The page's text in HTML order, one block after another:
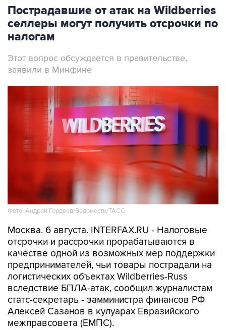
Пострадавшие от атак на Wildberries
селлеры могут получить отсрочки по
налогам
Этот вопрос обсуждается в правительстве,
заявили в Минфине
Фото: Андрей Гордеев/Ведомости/ТАСС
Москва. 6 августа. INTERFAX.RU - Налоговые
отсрочки и рассрочки прорабатываются в
качестве одной из возможных мер поддержки
предпринимателей, чьи товары пострадали на
логистических объектах Wildberries-Russ
вследствие БПЛА-атак, сообщил журналистам
статс-секретарь - замминистра финансов РФ
Алексей Сазанов в кулуарах Евразийского
межправсовета (ЕМПС).